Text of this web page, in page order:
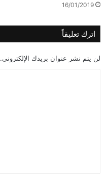
16/01/2019
اترك تعليقاً
لن يتم نشر عنوان بريدك الإلكتروني.